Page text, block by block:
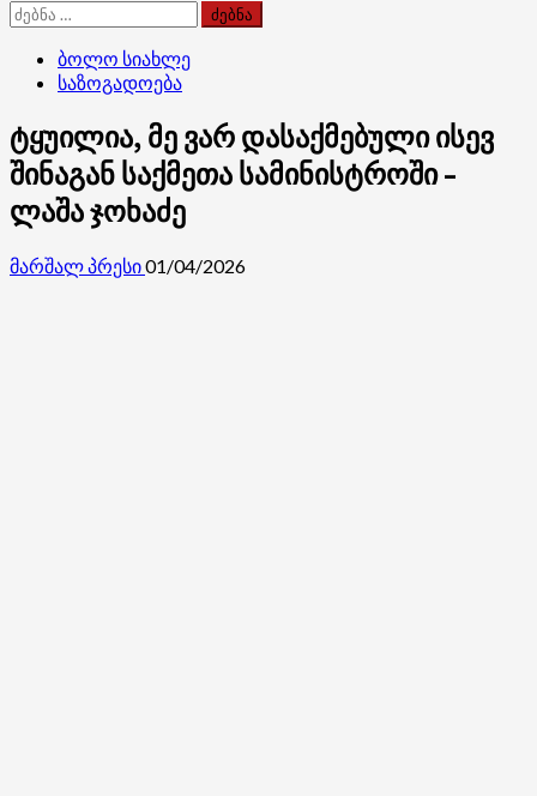
ძებნა:
ბოლო სიახლე
საზოგადოება
ტყუილია, მე ვარ დასაქმებული ისევ
შინაგან საქმეთა სამინისტროში –
ლაშა ჯოხაძე
მარშალ პრესი01/04/2026